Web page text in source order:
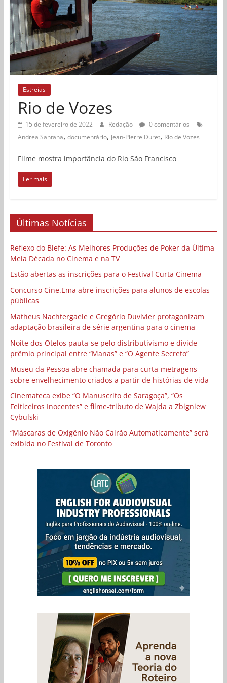
Estreias
Rio de Vozes
15 de fevereiro de 2022 Redação
0 comentários
Andrea Santana, documentário, Jean-Pierre Duret, Rio de Vozes
Filme mostra importância do Rio São Francisco
Ler mais
Últimas Notícias
Reflexo do Blefe: As Melhores Produções de Poker da Última
Meia Década no Cinema e na TV
Estão abertas as inscrições para o Festival Curta Cinema
Concurso Cine.Ema abre inscrições para alunos de escolas
públicas
Matheus Nachtergaele e Gregório Duvivier protagonizam
adaptação brasileira de série argentina para o cinema
Noite dos Otelos pauta-se pelo distributivismo e divide
prêmio principal entre “Manas” e “O Agente Secreto”
Museu da Pessoa abre chamada para curta-metragens
sobre envelhecimento criados a partir de histórias de vida
Cinemateca exibe “O Manuscrito de Saragoça”, “Os
Feiticeiros Inocentes” e filme-tributo de Wajda a Zbigniew
Cybulski
“Máscaras de Oxigênio Não Cairão Automaticamente” será
exibida no Festival de Toronto